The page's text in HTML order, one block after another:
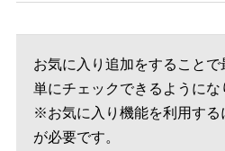
お気に入り追加をすること
単にチェックできるようにな
※お気に入り機能を利用する
が必要です。